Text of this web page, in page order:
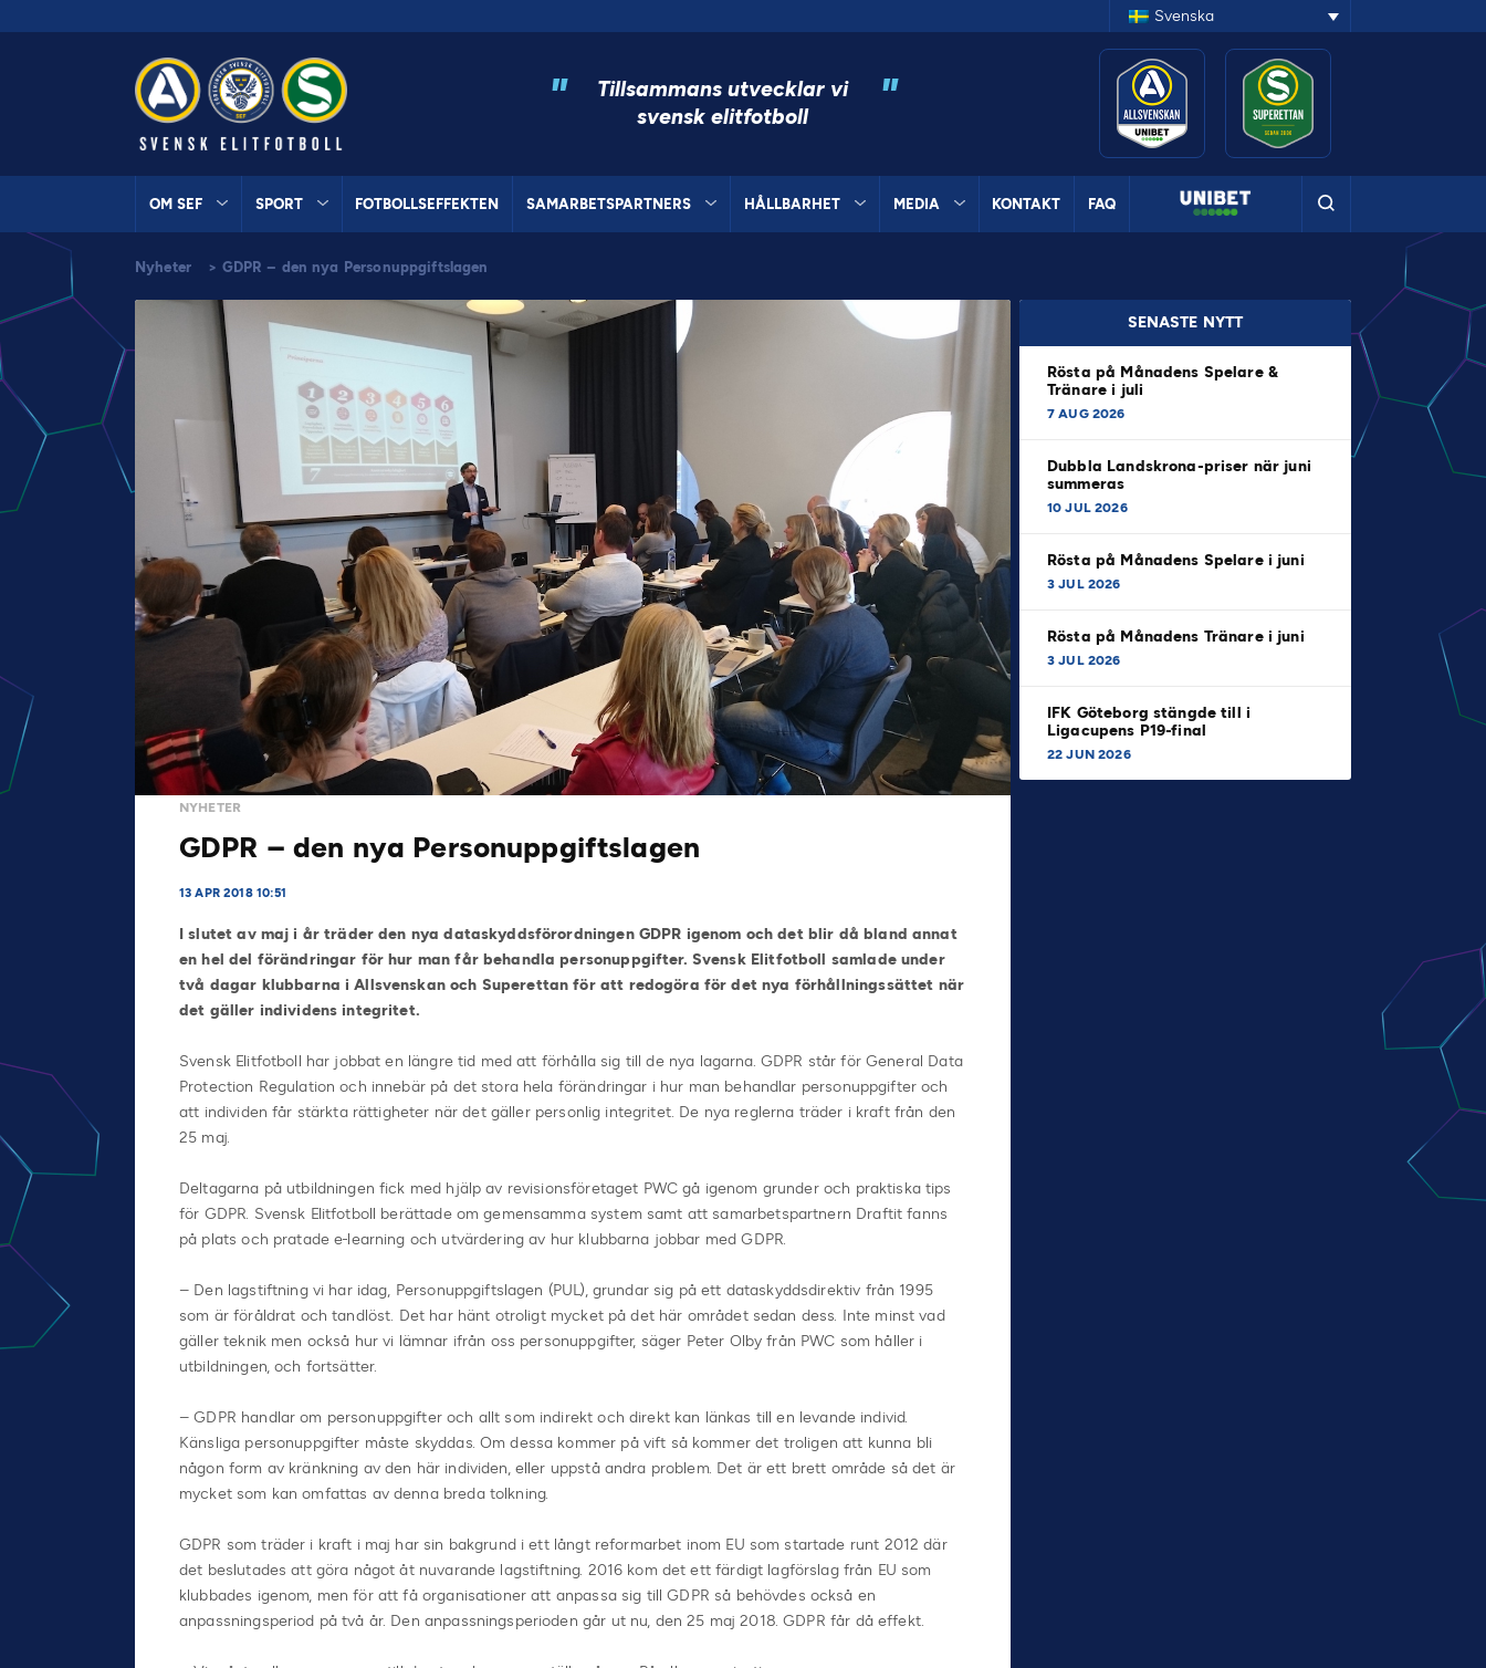
Svenska
"
Tillsammans utvecklar vi
svensk elitfotboll
"
OM SEF SPORT FOTBOLLSEFFEKTEN SAMARBETSPARTNERS HÅLLBARHET MEDIA KONTAKT FAQ
Nyheter > GDPR – den nya Personuppgiftslagen
NYHETER
GDPR – den nya Personuppgiftslagen
13 APR 2018 10:51
I slutet av maj i år träder den nya dataskyddsförordningen GDPR igenom och det blir då bland annat
en hel del förändringar för hur man får behandla personuppgifter. Svensk Elitfotboll samlade under
två dagar klubbarna i Allsvenskan och Superettan för att redogöra för det nya förhållningssättet när
det gäller individens integritet.
Svensk Elitfotboll har jobbat en längre tid med att förhålla sig till de nya lagarna. GDPR står för General Data
Protection Regulation och innebär på det stora hela förändringar i hur man behandlar personuppgifter och
att individen får stärkta rättigheter när det gäller personlig integritet. De nya reglerna träder i kraft från den
25 maj.
Deltagarna på utbildningen fick med hjälp av revisionsföretaget PWC gå igenom grunder och praktiska tips
för GDPR. Svensk Elitfotboll berättade om gemensamma system samt att samarbetspartnern Draftit fanns
på plats och pratade e-learning och utvärdering av hur klubbarna jobbar med GDPR.
– Den lagstiftning vi har idag, Personuppgiftslagen (PUL), grundar sig på ett dataskyddsdirektiv från 1995
som är föråldrat och tandlöst. Det har hänt otroligt mycket på det här området sedan dess. Inte minst vad
gäller teknik men också hur vi lämnar ifrån oss personuppgifter, säger Peter Olby från PWC som håller i
utbildningen, och fortsätter.
– GDPR handlar om personuppgifter och allt som indirekt och direkt kan länkas till en levande individ.
Känsliga personuppgifter måste skyddas. Om dessa kommer på vift så kommer det troligen att kunna bli
någon form av kränkning av den här individen, eller uppstå andra problem. Det är ett brett område så det är
mycket som kan omfattas av denna breda tolkning.
GDPR som träder i kraft i maj har sin bakgrund i ett långt reformarbet inom EU som startade runt 2012 där
det beslutades att göra något åt nuvarande lagstiftning. 2016 kom det ett färdigt lagförslag från EU som
klubbades igenom, men för att få organisationer att anpassa sig till GDPR så behövdes också en
anpassningsperiod på två år. Den anpassningsperioden går ut nu, den 25 maj 2018. GDPR får då effekt.
SENASTE NYTT
Rösta på Månadens Spelare &
Tränare i juli
7 AUG 2026
Dubbla Landskrona-priser när juni
summeras
10 JUL 2026
Rösta på Månadens Spelare i juni
3 JUL 2026
Rösta på Månadens Tränare i juni
3 JUL 2026
IFK Göteborg stängde till i
Ligacupens P19-final
22 JUN 2026